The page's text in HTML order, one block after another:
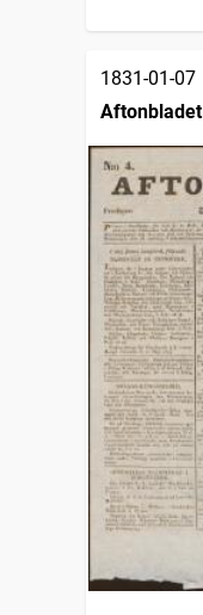
1831-01-07
Aftonbladet